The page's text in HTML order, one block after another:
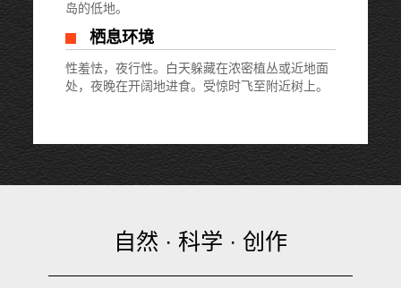
岛的低地。
栖息环境
性羞怯，夜行性。白天躲藏在浓密植丛或近地面
处，夜晚在开阔地进食。受惊时飞至附近树上。
自然 · 科学 · 创作